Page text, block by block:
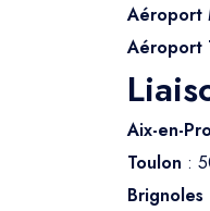
Aéroport
Aéroport
Aix-en-
Toulon :
Brignoles